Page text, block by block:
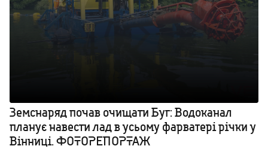
Земснаряд почав очищати Буг: Водоканал
планує навести лад в усьому фарватері річки у
Вінниці. ФОТОРЕПОРТАЖ